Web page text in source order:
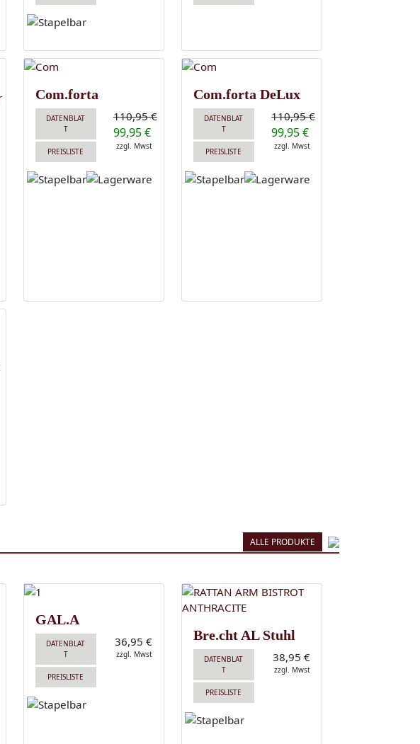
Com.forta
DATENBLAT
T
PREISLISTE
110,95 €
99,95 €
zzgl. Mwst
Com.forta DeLux
DATENBLAT
T
PREISLISTE
110,95 €
99,95 €
zzgl. Mwst
ALLE PRODUKTE
GAL.A
DATENBLAT
T
PREISLISTE
36,95 €
zzgl. Mwst
Bre.cht AL Stuhl
DATENBLAT
T
PREISLISTE
38,95 €
zzgl. Mwst